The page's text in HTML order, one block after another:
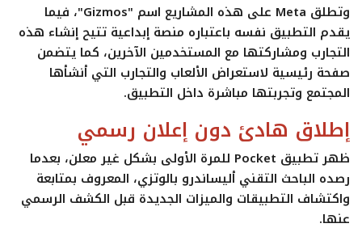
وتطلق Meta
على هذه المشاريع اسم "Gizmos"، فيما
يقدم التطبيق نفسه باعتباره منصة إبداعية تتيح إنشاء هذه
التجارب ومشاركتها مع المستخدمين الآخرين، كما يتضمن
صفحة رئيسية لاستعراض الألعاب والتجارب التي أنشأها
المجتمع وتجربتها مباشرة داخل التطبيق.
إطلاق هادئ دون إعلان رسمي
ظهر تطبيق Pocket للمرة الأولى بشكل غير معلن، بعدما
رصده الباحث التقني أليساندرو بالوتزي، المعروف بمتابعة
واكتشاف التطبيقات والميزات الجديدة قبل الكشف الرسمي
عنها.